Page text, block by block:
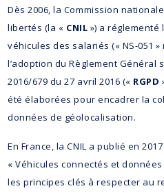
Dès 2006, la Commission
libertés (la « CNIL ») a
véhicules des salariés (« NS-051
l’adoption du Règlement Général
2016/679 du 27 avril 2016 (« RGPD
été élaborées pour encadrer la
données de géolocalisation.
En France, la CNIL a publié en
« Véhicules connectés et
les principes clés à respecter au